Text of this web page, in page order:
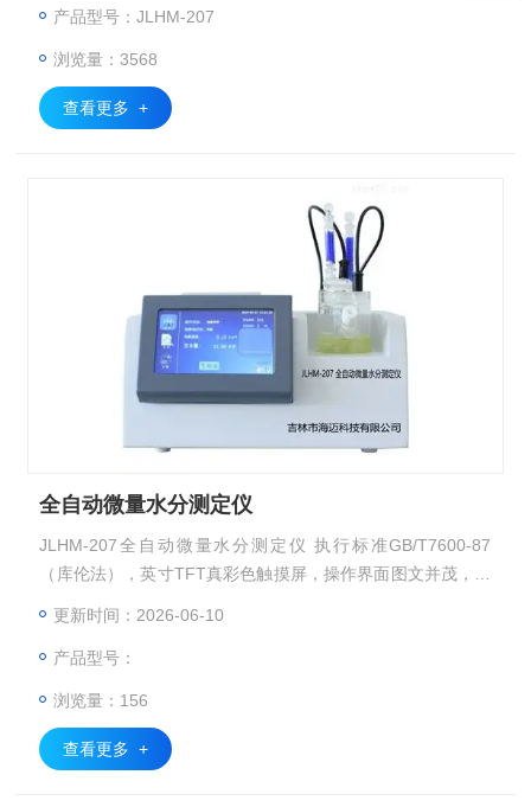
度，稳定速度快，精度高，分析低含量样品，灵敏度高，自动
产品型号：JLHM-207
浏览量：3568
查看更多 +
全自动微量水分测定仪
JLHM-207全自动微量水分测定仪 执行标准GB/T7600-87
（库伦法），英寸TFT真彩色触摸屏，操作界面图文并茂，人
度，稳定速度快，精度高，分析低含量样品，灵敏度高，自动
更新时间：2026-06-10
产品型号：
浏览量：156
查看更多 +